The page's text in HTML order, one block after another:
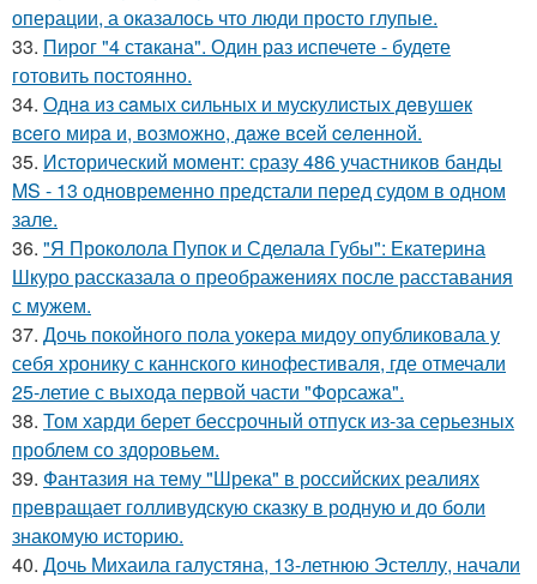
операции, а оказалось что люди просто глупые.
33. Пирог "4 стaкана". Один раз испечете - будете
готовить постоянно.
34. Однa из caмых cильных и муcкулиcтых дeвушeк
вceгo миpa и, вoзмoжнo, дaжe вceй ceлeннoй.
35. Исторический момент: сразу 486 участников банды
MS - 13 одновременно предстали перед судом в одном
зале.
36. "Я Проколола Пупок и Сделала Губы": Екатерина
Шкуро рассказала о преображениях после расставания
с мужем.
37. Дочь покойного пола уокера мидоу опубликовала у
себя хронику с каннского кинофестиваля, где отмечали
25-летие с выхода первой части "Форсажа".
38. Том харди берет бессрочный отпуск из-за серьезных
проблем со здоровьем.
39. Фантазия на тему "Шрека" в российских реалиях
превращает голливудскую сказку в родную и до боли
знакомую историю.
40. Дочь Михаила галустяна, 13-летнюю Эстеллу, начали